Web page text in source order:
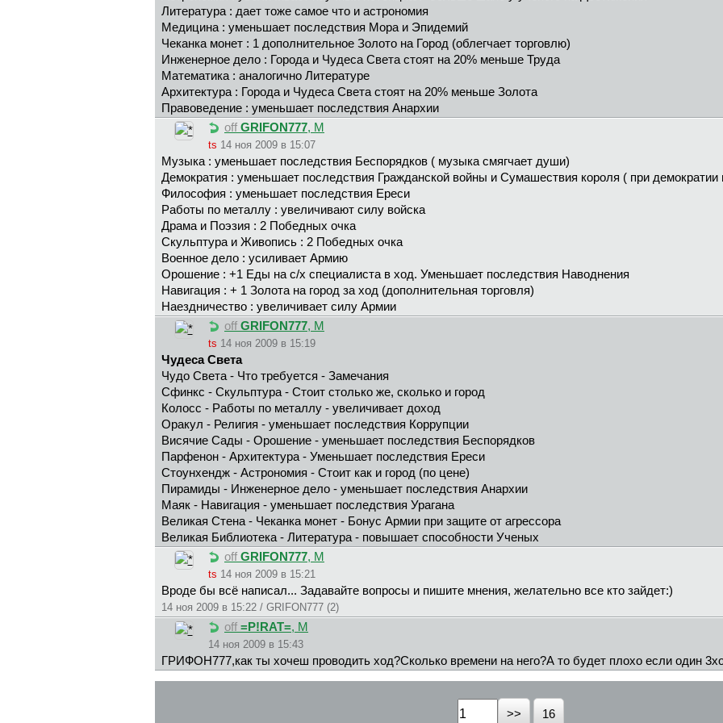
Литература : дает тоже самое что и астрономия
Медицина : уменьшает последствия Мора и Эпидемий
Чеканка монет : 1 дополнительное Золото на Город (облегчает торговлю)
Инженерное дело : Города и Чудеса Света стоят на 20% меньше Труда
Математика : аналогично Литературе
Архитектура : Города и Чудеса Света стоят на 20% меньше Золота
Правоведение : уменьшает последствия Анархии
off GRIFON777, М
ts 14 ноя 2009 в 15:07
Музыка : уменьшает последствия Беспорядков ( музыка смягчает души)
Демократия : уменьшает последствия Гражданской войны и Сумашествия короля ( при демократии
Философия : уменьшает последствия Ереси
Работы по металлу : увеличивают силу войска
Драма и Поэзия : 2 Победных очка
Скульптура и Живопись : 2 Победных очка
Военное дело : усиливает Армию
Орошение : +1 Еды на с/х специалиста в ход. Уменьшает последствия Наводнения
Навигация : + 1 Золота на город за ход (дополнительная торговля)
Наездничество : увеличивает силу Армии
off GRIFON777, М
ts 14 ноя 2009 в 15:19
Чудеса Света
Чудо Света - Что требуется - Замечания
Сфинкс - Скульптура - Стоит столько же, сколько и город
Колосс - Работы по металлу - увеличивает доход
Оракул - Религия - уменьшает последствия Коррупции
Висячие Сады - Орошение - уменьшает последствия Беспорядков
Парфенон - Архитектура - Уменьшает последствия Ереси
Стоунхендж - Астрономия - Стоит как и город (по цене)
Пирамиды - Инженерное дело - уменьшает последствия Анархии
Маяк - Навигация - уменьшает последствия Урагана
Великая Стена - Чеканка монет - Бонус Армии при защите от агрессора
Великая Библиотека - Литература - повышает способности Ученых
off GRIFON777, М
ts 14 ноя 2009 в 15:21
Вроде бы всё написал... Задавайте вопросы и пишите мнения, желательно все кто зайдет:)
14 ноя 2009 в 15:22 / GRIFON777 (2)
off =P!RAT=, М
14 ноя 2009 в 15:43
ГPИФOH777,как ты хочеш проводить ход?Сколько времени на него?А то будет плохо если один
16